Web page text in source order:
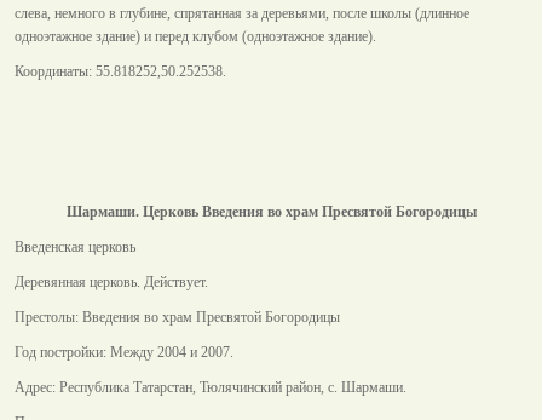
слева, немного в глубине, спрятанная за деревьями, после школы (длинное
одноэтажное здание) и перед клубом (одноэтажное здание).
Координаты: 55.818252,50.252538.
Шармаши. Церковь Введения во храм Пресвятой Богородицы
Введенская церковь
Деревянная церковь. Действует.
Престолы: Введения во храм Пресвятой Богородицы
Год постройки: Между 2004 и 2007.
Адрес: Республика Татарстан, Тюлячинский район, с. Шармаши.